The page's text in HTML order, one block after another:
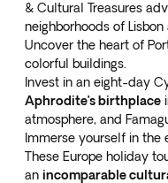
& Cultural Treasures
neighborhoods of
Uncover the heart of
colorful buildings.
Invest in an eight-day
Aphrodite’s birthplace
atmosphere, and
Immerse yourself in the
These Europe holiday
an incomparable